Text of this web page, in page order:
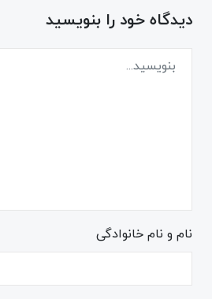
دیدگاه خود را بنویسید
نام و نام خانوادگی